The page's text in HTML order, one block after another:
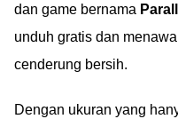
dan game bernama
unduh gratis dan
cenderung bersih.
Dengan ukuran yang